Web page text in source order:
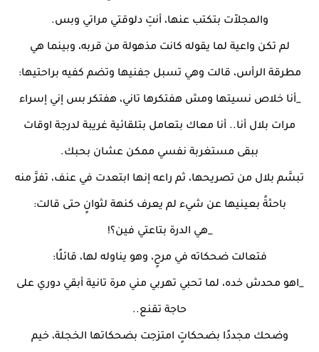
والمجلاّت بتكتب عنها، أنتِ دلوقتي مراتي وبس.
لم تكن واعية لما يقوله كانت مذهولة من قربه، وبينما هي
مطرقة الرأس، قالت وهي تسبل جفنيها وتضم كفيه براحتيها:
_أنا خلاص نسيتها ومش هفتكرها تاني، هفتكر بس إني إسراء
مرات بلال أنا.. أنا معاك بتعامل بتلقائية غريبة لدرجة اوقات
ببقى مستغربة نفسي ممكن عشان بحبك.
تبسَّم بلال من تصريحها، ثم راعه إنها ابتعدت في عنف، تفرَّ منه
باحثةً بعينيها عن شيء لم يعرف كنهة لثوانٍ حتى قالت:
_هي الدرة بتاعتي فين؟!
فتعالت ضحكاته في مرحٍ، وهو يناوله لها، قائلًا:
_اهو محدش خده، لما تحبي تهربي مني مرة تانية أبقي دوري على
حاجة تقنع..
وضحك مجددًا بضحكاتٍ امتزجت بضحكاتها الخجلة، خيم